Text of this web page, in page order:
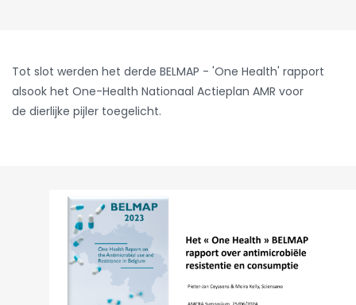
Tot slot werden het derde BELMAP - 'One Health' rapport
alsook het One-Health Nationaal Actieplan AMR voor
de dierlijke pijler toegelicht.